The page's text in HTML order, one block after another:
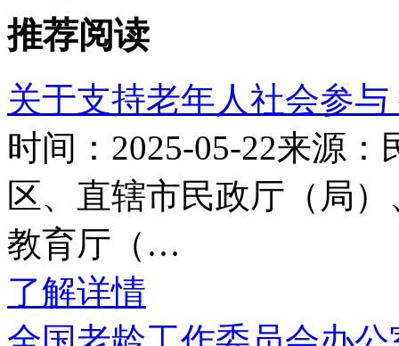
推荐阅读
关于支持老年人社会参
时间：2025-05-22来源
区、直辖市民政厅（局
教育厅（…
了解详情